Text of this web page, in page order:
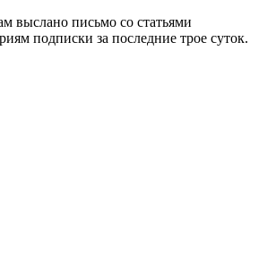
выслано письмо со статьями
подписки за последние трое суток.